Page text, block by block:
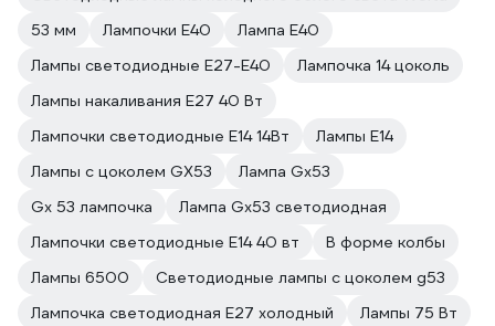
53 мм
Лампочки E40
Лампа E40
Лампы светодиодные E27-E40
Лампочка 14 цоколь
Лампы накаливания E27 40 Вт
Лампочки светодиодные E14 14Вт
Лампы E14
Лампы с цоколем GX53
Лампа Gx53
Gx 53 лампочка
Лампа Gx53 светодиодная
Лампочки светодиодные E14 40 вт
В форме колбы
Лампы 6500
Светодиодные лампы с цоколем g53
Лампочка светодиодная E27 холодный
Лампы 75 Вт